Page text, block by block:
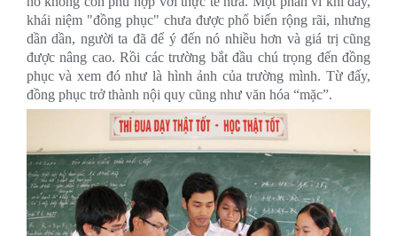
khái niệm "đồng phục" chưa được phổ biến rộng rãi, nhưng
dần dần, người ta đã để ý đến nó nhiều hơn và giá trị cũng
được nâng cao. Rồi các trường bắt đầu chú trọng đến đồng
phục và xem đó như là hình ảnh của trường mình. Từ đấy,
đồng phục trở thành nội quy cũng như văn hóa “mặc”.